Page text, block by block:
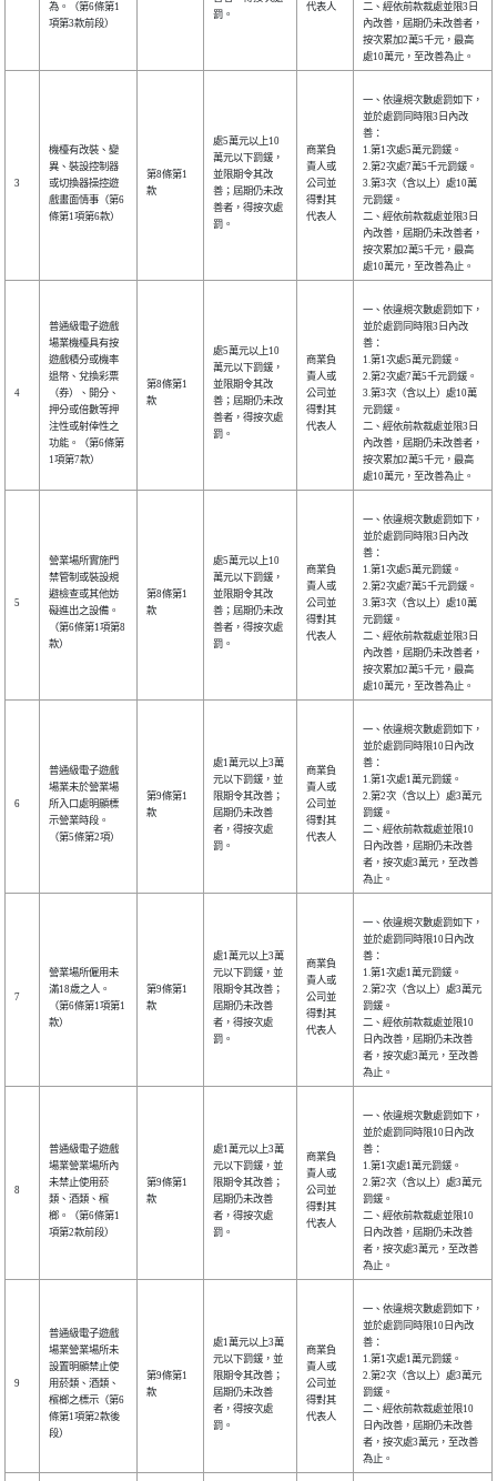
為。（第6條第1
項第3款前段）
罰。
代表人
二、經依前款裁處並限3日
內改善，屆期仍未改善者，
按次累加2萬5千元，最高
處10萬元，至改善為止。
3
機檯有改裝、變
異、裝設控制器
或切換器操控遊
戲畫面情事（第6
條第1項第6款）
第8條第1
款
處5萬元以上10
萬元以下罰鍰，
並限期令其改
善；屆期仍未改
善者，得按次處
罰。
商業負
責人或
公司並
得對其
代表人
一、依違規次數處罰如下，
並於處罰同時限3日內改
善：
1.第1次處5萬元罰鍰。
2.第2次處7萬5千元罰鍰。
3.第3次（含以上）處10萬
元罰鍰。
二、經依前款裁處並限3日
內改善，屆期仍未改善者，
按次累加2萬5千元，最高
處10萬元，至改善為止。
4
普通級電子遊戲
場業機檯具有按
遊戲積分或機率
退幣、兌換彩票
（券）、開分、
押分或倍數等押
注性或射倖性之
功能。（第6條第
1項第7款）
第8條第1
款
處5萬元以上10
萬元以下罰鍰，
並限期令其改
善；屆期仍未改
善者，得按次處
罰。
商業負
責人或
公司並
得對其
代表人
一、依違規次數處罰如下，
並於處罰同時限3日內改
善：
1.第1次處5萬元罰鍰。
2.第2次處7萬5千元罰鍰。
3.第3次（含以上）處10萬
元罰鍰。
二、經依前款裁處並限3日
內改善，屆期仍未改善者，
按次累加2萬5千元，最高
處10萬元，至改善為止。
5
營業場所實施門
禁管制或裝設規
避檢查或其他妨
礙進出之設備。
（第6條第1項第8
款）
第8條第1
款
處5萬元以上10
萬元以下罰鍰，
並限期令其改
善；屆期仍未改
善者，得按次處
罰。
商業負
責人或
公司並
得對其
代表人
一、依違規次數處罰如下，
並於處罰同時限3日內改
善：
1.第1次處5萬元罰鍰。
2.第2次處7萬5千元罰鍰。
3.第3次（含以上）處10萬
元罰鍰。
二、經依前款裁處並限3日
內改善，屆期仍未改善者，
按次累加2萬5千元，最高
處10萬元，至改善為止。
6
普通級電子遊戲
場業未於營業場
所入口處明顯標
示營業時段。
（第5條第2項）
第9條第1
款
處1萬元以上3萬
元以下罰鍰，並
限期令其改善；
屆期仍未改善
者，得按次處
罰。
商業負
責人或
公司並
得對其
代表人
一、依違規次數處罰如下，
並於處罰同時限10日內改
善：
1.第1次處1萬元罰鍰。
2.第2次（含以上）處3萬元
罰鍰。
二、經依前款裁處並限10
日內改善，屆期仍未改善
者，按次處3萬元，至改善
為止。
7
營業場所僱用未
滿18歲之人。
（第6條第1項第1
款）
第9條第1
款
處1萬元以上3萬
元以下罰鍰，並
限期令其改善；
屆期仍未改善
者，得按次處
罰。
商業負
責人或
公司並
得對其
代表人
一、依違規次數處罰如下，
並於處罰同時限10日內改
善：
1.第1次處1萬元罰鍰。
2.第2次（含以上）處3萬元
罰鍰。
二、經依前款裁處並限10
日內改善，屆期仍未改善
者，按次處3萬元，至改善
為止。
8
普通級電子遊戲
場業營業場所內
未禁止使用菸
類、酒類、檳
榔。（第6條第1
項第2款前段）
第9條第1
款
處1萬元以上3萬
元以下罰鍰，並
限期令其改善；
屆期仍未改善
者，得按次處
罰。
商業負
責人或
公司並
得對其
代表人
一、依違規次數處罰如下，
並於處罰同時限10日內改
善：
1.第1次處1萬元罰鍰。
2.第2次（含以上）處3萬元
罰鍰。
二、經依前款裁處並限10
日內改善，屆期仍未改善
者，按次處3萬元，至改善
為止。
9
普通級電子遊戲
場業營業場所未
設置明顯禁止使
用菸類、酒類、
檳榔之標示（第6
條第1項第2款後
段）
第9條第1
款
處1萬元以上3萬
元以下罰鍰，並
限期令其改善；
屆期仍未改善
者，得按次處
罰。
商業負
責人或
公司並
得對其
代表人
一、依違規次數處罰如下，
並於處罰同時限10日內改
善：
1.第1次處1萬元罰鍰。
2.第2次（含以上）處3萬元
罰鍰。
二、經依前款裁處並限10
日內改善，屆期仍未改善
者，按次處3萬元，至改善
為止。